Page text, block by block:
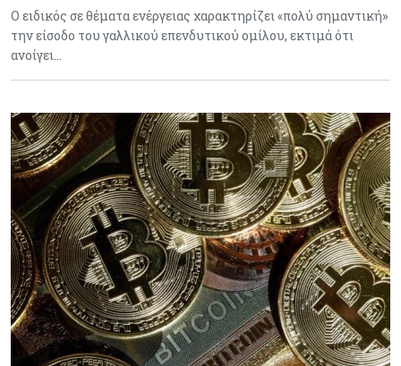
Ο ειδικός σε θέματα ενέργειας χαρακτηρίζει «πολύ σημαντική»
την είσοδο του γαλλικού επενδυτικού ομίλου, εκτιμά ότι
ανοίγει…